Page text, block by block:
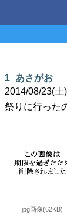
1 あさがお
2014/08/23(土
祭りに行った
jpg画像(62KB)